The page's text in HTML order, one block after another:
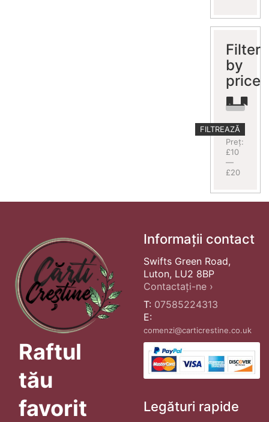
Filter
by
price
Preț
minim
Preț
maxim
FILTREAZĂ
Preț:
£10
—
£20
Raftul
tău
favorit
Informații contact
Swifts Green Road,
Luton, LU2 8BP
Contactați-ne ›
T: 07585224313
E:
comenzi@carticrestine.co.uk
Legături rapide